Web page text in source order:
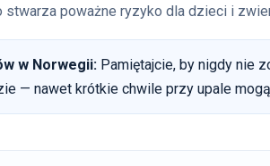
stwarza poważne ryzyko dla dzieci i
w Norwegii: Pamiętajcie, by nigdy nie
— nawet krótkie chwile przy upale